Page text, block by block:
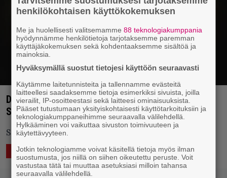
Dark Tranquillity aloittaa Euroopan-kiertueensa
Suomesta – Mukana myös Moonspell ja Hiraes
Suomessa luvassa peräti viisi keikkaa.
ELÄVÄ MUSIIKKI 25.12.2024 10:36 Vesa Siltanen
henkilökohtaisen käyttökokemuksen
Me ja huolellisesti valitsemamme88 teknologiakumppania
hyödynnämme henkilötietoja tarjotaksemme paremman
käyttäjäkokemuksen sekä kohdentaaksemme sisältöä ja
mainoksia.
Hyväksymällä suostut tietojesi käyttöön seuraavasti
Käytämme laitetunnisteita ja tallennamme evästeitä
laitteellesi saadaksemme tietoja esimerkiksi sivuista, joilla
vierailit, IP-osoitteestasi sekä laitteesi ominaisuuksista.
Pääset tutustumaan yksityiskohtaisesti käyttötarkoituksiin ja
teknologiakumppaneihimme seuraavalla välilehdellä.
Hylkääminen voi vaikuttaa sivuston toimivuuteen ja
käytettävyyteen.
Jotkin teknologiamme voivat käsitellä tietoja myös ilman
suostumusta, jos niillä on siihen oikeutettu peruste. Voit
vastustaa tätä tai muuttaa asetuksiasi milloin tahansa
seuraavalla välilehdellä.